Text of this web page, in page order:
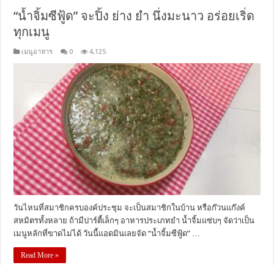
“น้ำจิ้มซีฟู้ด” จะปิ้ง ย่าง ยำ นึ่งมะนาว อร่อยเริ่ด
ทุกเมนู
เมนูอาหาร 0 4,125
วันไหนที่สมาชิกครบองค์ประชุม จะเป็นสมาชิกในบ้าน หรือก๊วนแก๊งค์
สหมิตรทั้งหลาย ถ้ามีปาร์ตี้เล็กๆ อาหารประเภทยำ น้ำจิ้มแซ่บๆ จัดว่าเป็น
เมนูหลักที่ขาดไม่ได้ วันนี้แอดมินเลยจัด “น้ำจิ้มซีฟู้ด” …
Read More »